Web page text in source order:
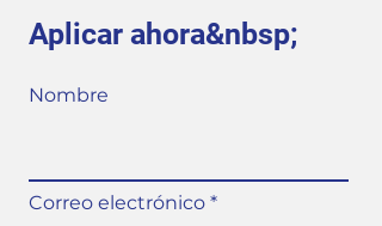
Aplicar ahora&nbsp;
Nombre
Correo electrónico